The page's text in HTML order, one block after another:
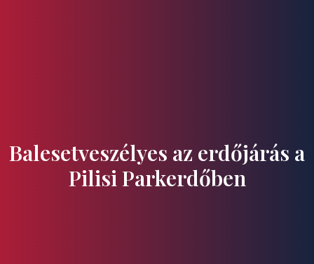
Balesetveszélyes az erdőjárás a
Pilisi Parkerdőben